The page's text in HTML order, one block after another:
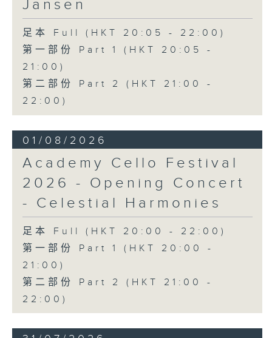
Jansen
足本 Full (HKT 20:05 - 22:00)
第一部份 Part 1 (HKT 20:05 -
21:00)
第二部份 Part 2 (HKT 21:00 -
22:00)
01/08/2026
Academy Cello Festival
2026 - Opening Concert
- Celestial Harmonies
足本 Full (HKT 20:00 - 22:00)
第一部份 Part 1 (HKT 20:00 -
21:00)
第二部份 Part 2 (HKT 21:00 -
22:00)